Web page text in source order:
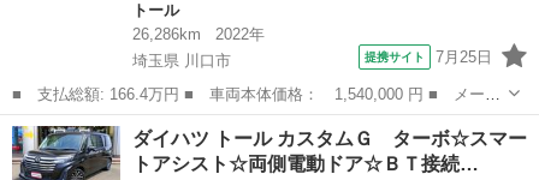
トール
26,286km
2022年
埼玉県 川口市
提携サイト 7月25日
■ 支払総額: 166.4万円 ■ 車両本体価格： 1,540,000 円 ■ メーカ
ー名： ダイハツ ■ 車種名： トール ■ グレード名： カスタム
Ｇターボ フルセグナビ バックカメラ 社外ドラレコ 純正７イン
チフルセ...
埼玉 川口市 トール
ダイハツ トール カスタムＧ ターボ☆スマー
トアシスト☆両側電動ドア☆ＢＴ接続…